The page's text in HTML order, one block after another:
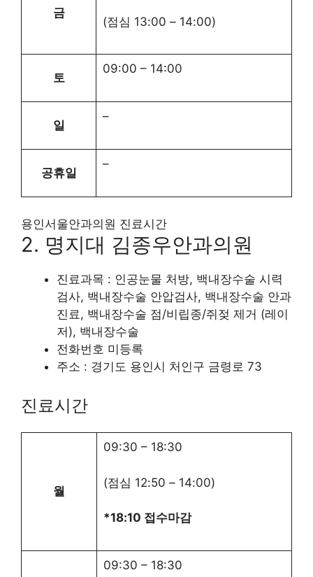
금
(점심 13:00 – 14:00)
토
09:00 – 14:00
일
–
공휴일
–
용인서울안과의원 진료시간
2. 명지대 김종우안과의원
진료과목 : 인공눈물 처방, 백내장수술 시력
검사, 백내장수술 안압검사, 백내장수술 안과
진료, 백내장수술 점/비립종/쥐젖 제거 (레이
저), 백내장수술
전화번호 미등록
주소 : 경기도 용인시 처인구 금령로 73
진료시간
월
09:30 – 18:30
(점심 12:50 – 14:00)
*18:10 접수마감
09:30 – 18:30